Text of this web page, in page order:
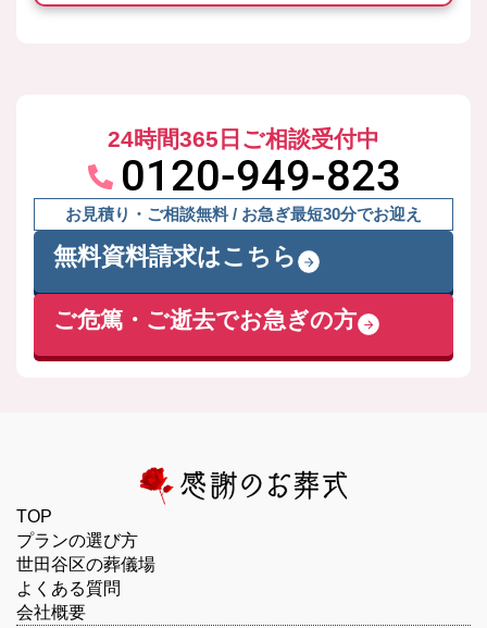
24時間365日ご相談受付中
0120-949-823
お見積り・ご相談無料 / お急ぎ最短30分でお迎え
無料資料請求はこちら
ご危篤・ご逝去でお急ぎの方
TOP
プランの選び方
世田谷区の葬儀場
よくある質問
会社概要